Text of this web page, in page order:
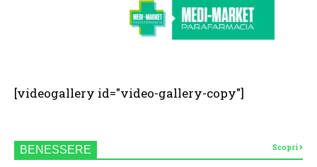
[videogallery id="video-gallery-copy"]
BENESSERE Scopri